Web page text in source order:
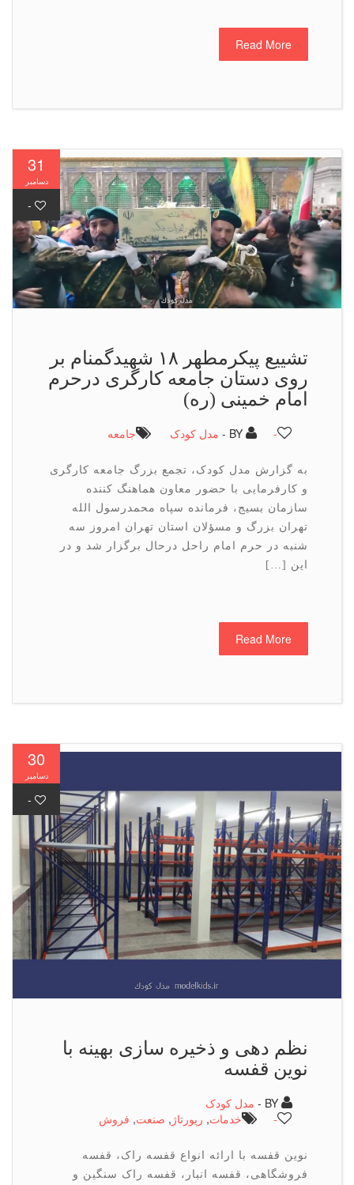
Read More
31
دسامبر
-
تشییع پیکرمطهر ۱۸ شهیدگمنام بر
روی دستان جامعه کارگری درحرم
امام خمینی (ره)
BY - مدل کودک جامعه
به گزارش مدل کودک، تجمع بزرگ جامعه کارگری
و کارفرمایی با حضور معاون هماهنگ کننده
سازمان بسیج، فرمانده سپاه محمدرسول الله
تهران بزرگ و مسؤلان استان تهران امروز سه
شنبه در حرم امام راحل درحال برگزار شد و در
Read More
30
-
نظم دهی و ذخیره سازی بهینه با
نوین قفسه
مدل کودک
خدمات,رپورتاژ, صنعت,فروش
نوین قفسه با ارائه انواع قفسه راک، قفسه
فروشگاهی، قفسه انبار، قفسه راک سنگین و